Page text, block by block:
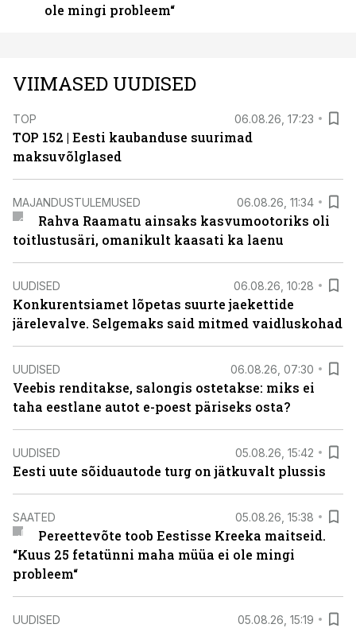
ole mingi probleem“
VIIMASED UUDISED
TOP 06.08.26, 17:23
TOP 152 | Eesti kaubanduse suurimad
maksuvõlglased
MAJANDUSTULEMUSED 06.08.26, 11:34
Rahva Raamatu ainsaks kasvumootoriks oli
toitlustusäri, omanikult kaasati ka laenu
UUDISED 06.08.26, 10:28
Konkurentsiamet lõpetas suurte jaekettide
järelevalve. Selgemaks said mitmed vaidluskohad
UUDISED 06.08.26, 07:30
Veebis renditakse, salongis ostetakse: miks ei
taha eestlane autot e-poest päriseks osta?
UUDISED 05.08.26, 15:42
Eesti uute sõiduautode turg on jätkuvalt plussis
SAATED 05.08.26, 15:38
Pereettevõte toob Eestisse Kreeka maitseid.
“Kuus 25 fetatünni maha müüa ei ole mingi
probleem“
UUDISED 05.08.26, 15:19